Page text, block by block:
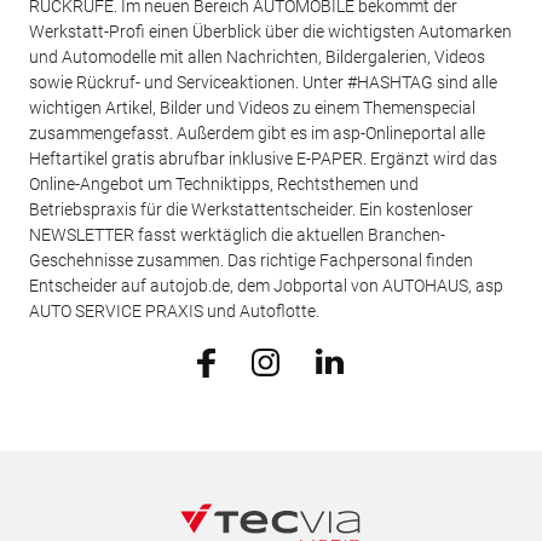
RÜCKRUFE. Im neuen Bereich AUTOMOBILE bekommt der
Werkstatt-Profi einen Überblick über die wichtigsten Automarken
und Automodelle mit allen Nachrichten, Bildergalerien, Videos
sowie Rückruf- und Serviceaktionen. Unter #HASHTAG sind alle
wichtigen Artikel, Bilder und Videos zu einem Themenspecial
zusammengefasst. Außerdem gibt es im asp-Onlineportal alle
Heftartikel gratis abrufbar inklusive E-PAPER. Ergänzt wird das
Online-Angebot um Techniktipps, Rechtsthemen und
Betriebspraxis für die Werkstattentscheider. Ein kostenloser
NEWSLETTER fasst werktäglich die aktuellen Branchen-
Geschehnisse zusammen. Das richtige Fachpersonal finden
Entscheider auf autojob.de, dem Jobportal von AUTOHAUS, asp
AUTO SERVICE PRAXIS und Autoflotte.